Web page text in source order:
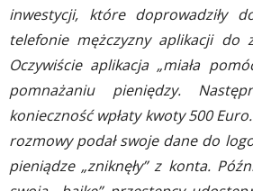
inwestycji, które doprowadziły
telefonie mężczyzny aplikacji do
Oczywiście aplikacja „miała
pomnażaniu pieniędzy.
konieczność wpłaty kwoty 500
rozmowy podał swoje dane do
pieniądze „zniknęły” z konta.